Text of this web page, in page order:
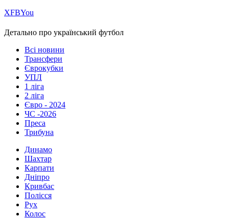
ХFBYou
Детально про український футбол
Всі новини
Трансфери
Єврокубки
УПЛ
1 ліга
2 ліга
Євро - 2024
ЧС -2026
Преса
Трибуна
Динамо
Шахтар
Карпати
Дніпро
Кривбас
Полісся
Рух
Колос